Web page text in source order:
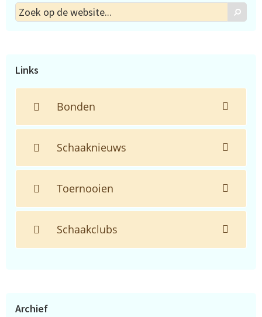
Zoek
op
Zoek
Links
Bonden
Schaaknieuws
Toernooien
Schaakclubs
Archief